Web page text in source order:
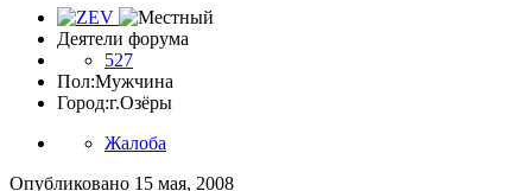
Деятели форума
527
Пол:Мужчина
Город:г.Озёры
Жалоба
Опубликовано 15 мая, 2008